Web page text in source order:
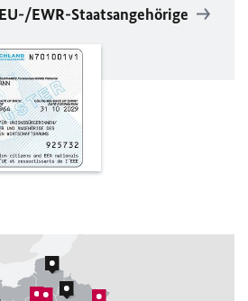
EU-/EWR-Staatsangehörige